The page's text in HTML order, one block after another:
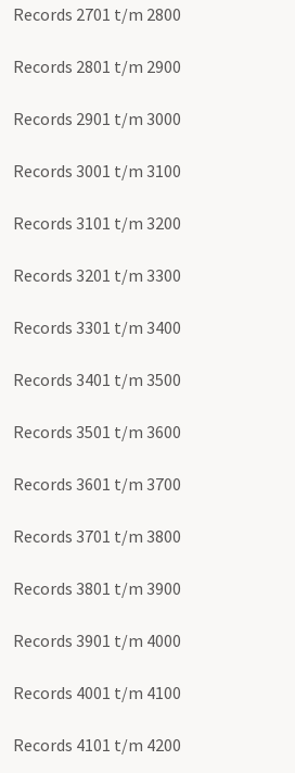
Records 2701 t/m 2800
Records 2801 t/m 2900
Records 2901 t/m 3000
Records 3001 t/m 3100
Records 3101 t/m 3200
Records 3201 t/m 3300
Records 3301 t/m 3400
Records 3401 t/m 3500
Records 3501 t/m 3600
Records 3601 t/m 3700
Records 3701 t/m 3800
Records 3801 t/m 3900
Records 3901 t/m 4000
Records 4001 t/m 4100
Records 4101 t/m 4200